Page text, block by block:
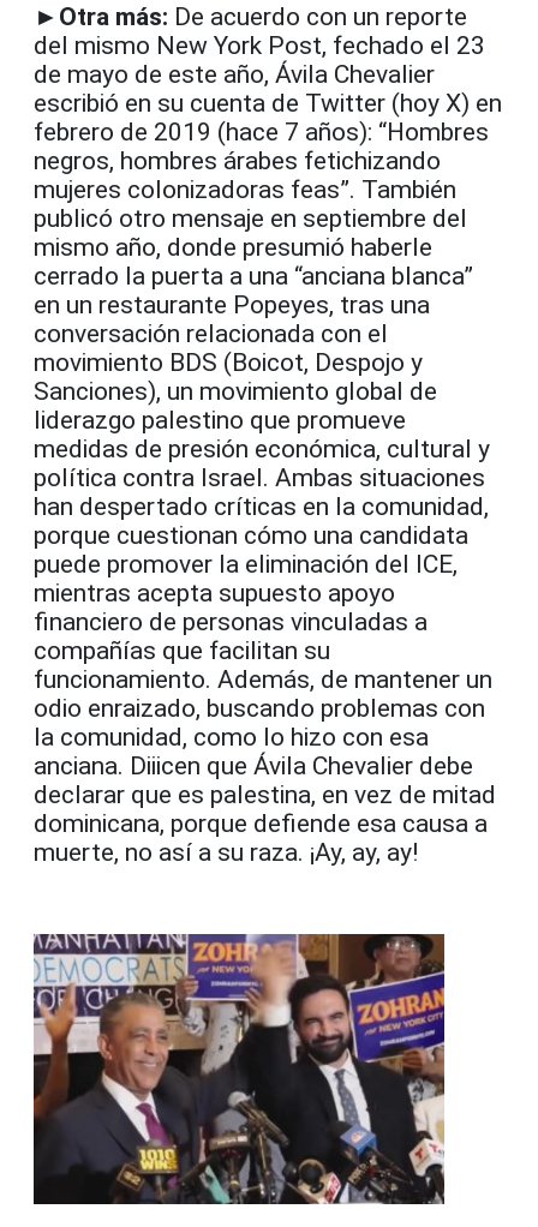
►Otra más: De acuerdo con un reporte
del mismo New York Post, fechado el 23
de mayo de este año, Ávila Chevalier
escribió en su cuenta de Twitter (hoy X) en
febrero de 2019 (hace 7 años): “Hombres
negros, hombres árabes fetichizando
mujeres colonizadoras feas”. También
publicó otro mensaje en septiembre del
mismo año, donde presumió haberle
cerrado la puerta a una “anciana blanca”
en un restaurante Popeyes, tras una
conversación relacionada con el
movimiento BDS (Boicot, Despojo y
Sanciones), un movimiento global de
liderazgo palestino que promueve
medidas de presión económica, cultural y
política contra Israel. Ambas situaciones
han despertado críticas en la comunidad,
porque cuestionan cómo una candidata
puede promover la eliminación del ICE,
mientras acepta supuesto apoyo
financiero de personas vinculadas a
compañías que facilitan su
funcionamiento. Además, de mantener un
odio enraizado, buscando problemas con
la comunidad, como lo hizo con esa
anciana. Diiicen que Ávila Chevalier debe
declarar que es palestina, en vez de mitad
dominicana, porque defiende esa causa a
muerte, no así a su raza. ¡Ay, ay, ay!